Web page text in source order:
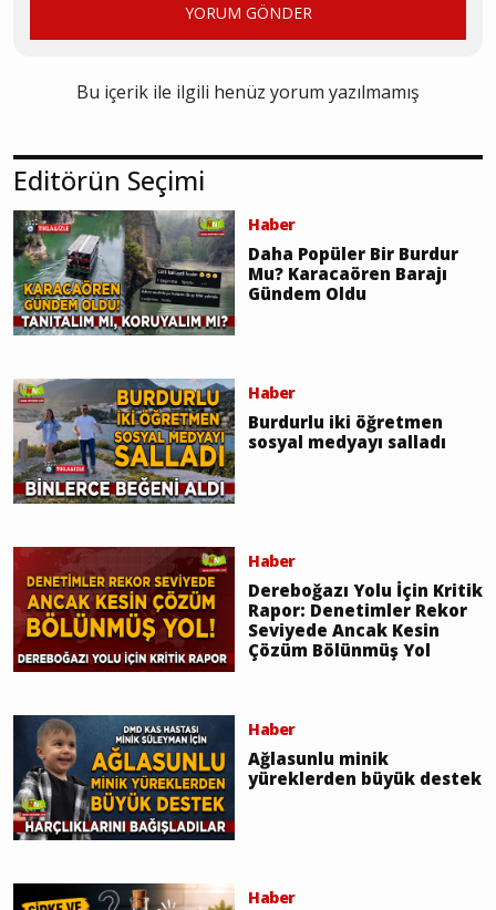
YORUM GÖNDER
Bu içerik ile ilgili henüz yorum yazılmamış
Editörün Seçimi
Haber
Daha Popüler Bir Burdur
Mu? Karacaören Barajı
Gündem Oldu
Haber
Burdurlu iki öğretmen
sosyal medyayı salladı
Haber
Dereboğazı Yolu İçin Kritik
Rapor: Denetimler Rekor
Seviyede Ancak Kesin
Çözüm Bölünmüş Yol
Haber
Ağlasunlu minik
yüreklerden büyük destek
Haber